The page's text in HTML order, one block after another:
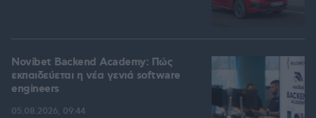
Novibet Backend Academy: Πώς
εκπαιδεύεται η νέα γενιά software
engineers
05.08.2026, 09:44